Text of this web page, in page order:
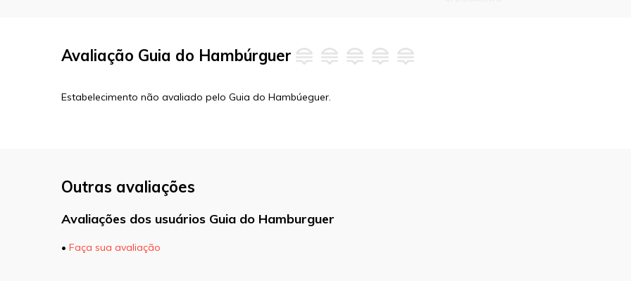
Avaliação Guia do Hambúrguer
Estabelecimento não avaliado pelo Guia do Hambúeguer.
Outras avaliações
Avaliações dos usuários Guia do Hamburguer
• Faça sua avaliação